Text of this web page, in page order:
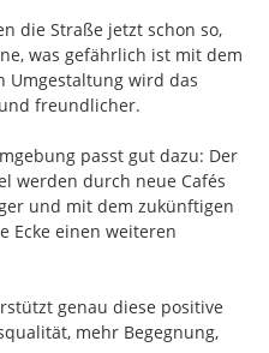
die Straße jetzt schon so,
was gefährlich ist mit dem
Umgestaltung wird das
freundlicher.
passt gut dazu: Der
werden durch neue Cafés
und mit dem zukünftigen
Ecke einen weiteren
genau diese positive
mehr Begegnung,